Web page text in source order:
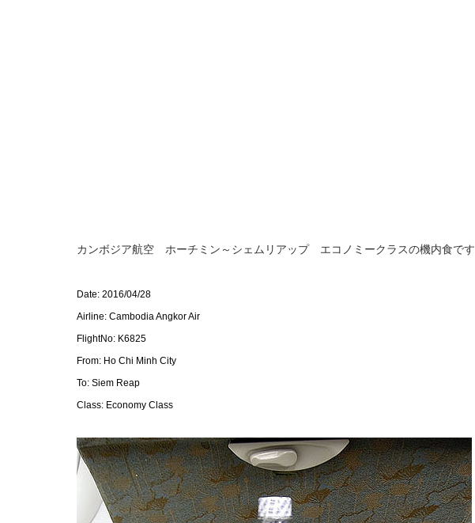
カンボジア航空 ホーチミン～シェムリアップ エコノミークラスの機内食です
Date: 2016/04/28
Airline: Cambodia Angkor Air
FlightNo: K6825
From: Ho Chi Minh City
To: Siem Reap
Class: Economy Class